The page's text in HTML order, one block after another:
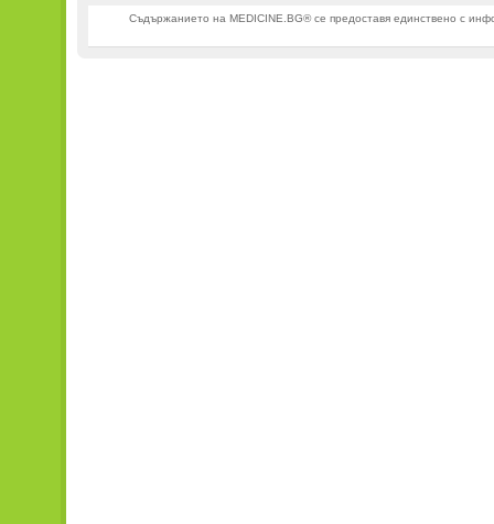
Съдържанието на MEDICINE.BG® се предоставя единствено с